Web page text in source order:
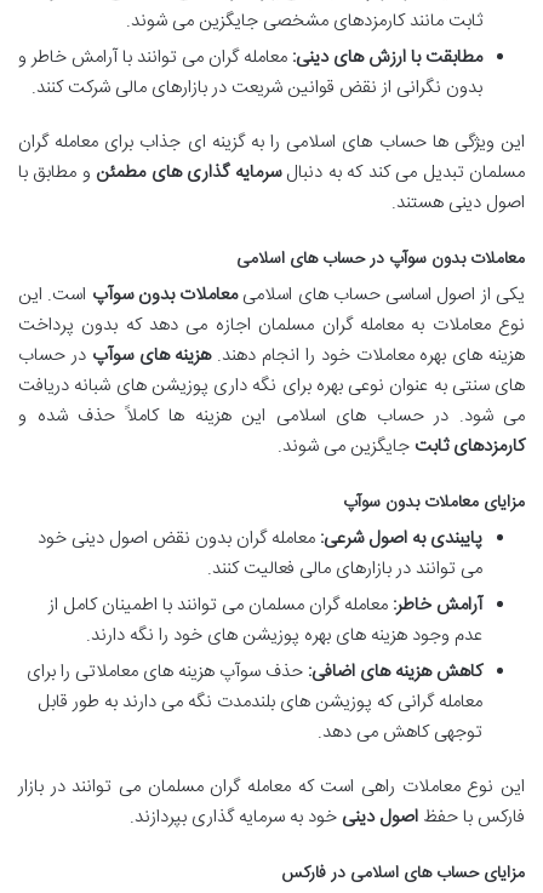
ثابت مانند کارمزدهای مشخصی جایگزین می شوند.
مطابقت با ارزش های دینی: معامله گران می توانند با آرامش خاطر و
بدون نگرانی از نقض قوانین شریعت در بازارهای مالی شرکت کنند.
این ویژگی ها حساب های اسلامی را به گزینه ای جذاب برای معامله گران
مسلمان تبدیل می کند که به دنبالسرمایه گذاری های مطمئن و مطابق با
اصول دینی هستند.
معاملات بدون سوآپ در حساب های اسلامی
یکی از اصول اساسی حساب های اسلامیمعاملات بدون سوآپ است. این
نوع معاملات به معامله گران مسلمان اجازه می دهد که بدون پرداخت
هزینه های بهره معاملات خود را انجام دهند.هزینه های سوآپ در حساب
های سنتی به عنوان نوعی بهره برای نگه داری پوزیشن های شبانه دریافت
می شود. در حساب های اسلامی این هزینه ها کاملاً حذف شده و
کارمزدهای ثابت جایگزین می شوند.
مزایای معاملات بدون سوآپ
پایبندی به اصول شرعی: معامله گران بدون نقض اصول دینی خود
می توانند در بازارهای مالی فعالیت کنند.
آرامش خاطر: معامله گران مسلمان می توانند با اطمینان کامل از
عدم وجود هزینه های بهره پوزیشن های خود را نگه دارند.
کاهش هزینه های اضافی: حذف سوآپ هزینه های معاملاتی را برای
معامله گرانی که پوزیشن های بلندمدت نگه می دارند به طور قابل
توجهی کاهش می دهد.
این نوع معاملات راهی است که معامله گران مسلمان می توانند در بازار
فارکس با حفظ اصول دینی خود به سرمایه گذاری بپردازند.
مزایای حساب های اسلامی در فارکس